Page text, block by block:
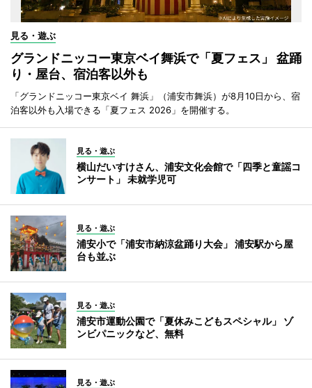
見る・遊ぶ
グランドニッコー東京ベイ舞浜で「夏フェス」 盆踊
り・屋台、宿泊客以外も
「グランドニッコー東京ベイ 舞浜」（浦安市舞浜）が8月10日から、宿
泊客以外も入場できる「夏フェス 2026」を開催する。
見る・遊ぶ
横山だいすけさん、浦安文化会館で「四季と童謡コ
ンサート」 未就学児可
見る・遊ぶ
浦安小で「浦安市納涼盆踊り大会」 浦安駅から屋
台も並ぶ
見る・遊ぶ
浦安市運動公園で「夏休みこどもスペシャル」 ゾ
ンビパニックなど、無料
見る・遊ぶ